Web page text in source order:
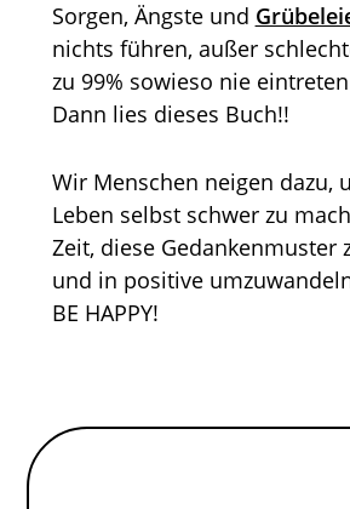
Sorgen, Ängste und
nichts führen, außer
zu 99% sowieso nie
Dann lies dieses Buch!!
Wir Menschen neigen dazu,
Leben selbst schwer zu
Zeit, diese Gedankenmuster
und in positive
BE HAPPY!